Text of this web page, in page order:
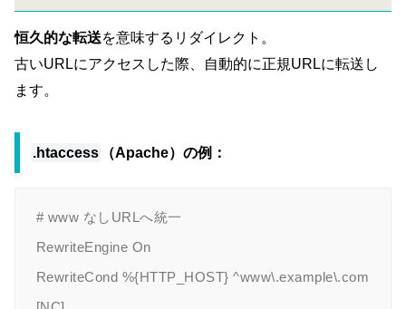
恒久的な転送を意味するリダイレクト。
古いURLにアクセスした際、自動的に正規URLに転送し
ます。
.htaccess （Apache）の例：
# www なしURLへ統一
RewriteEngine On
RewriteCond %{HTTP_HOST} ^www\.example\.com